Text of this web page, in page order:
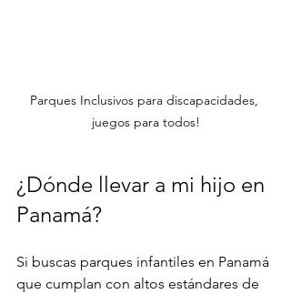
Parques Inclusivos para discapacidades,
juegos para todos!
¿Dónde llevar a mi hijo en
Panamá?
Si buscas parques infantiles en Panamá
que cumplan con altos estándares de